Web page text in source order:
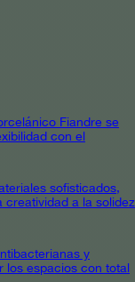
Fiandre se
con el
sofisticados,
creatividad a la solidez
y
los espacios con total